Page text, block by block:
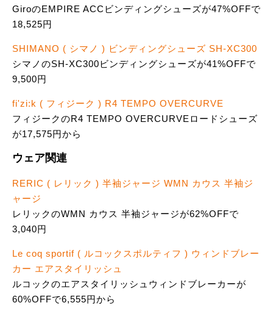
GiroのEMPIRE ACCビンディングシューズが47%OFFで
18,525円
SHIMANO ( シマノ ) ビンディングシューズ SH-XC300
シマノのSH-XC300ビンディングシューズが41%OFFで
9,500円
fi'zi:k ( フィジーク ) R4 TEMPO OVERCURVE
フィジークのR4 TEMPO OVERCURVEロードシューズ
が17,575円から
ウェア関連
RERIC ( レリック ) 半袖ジャージ WMN カウス 半袖ジ
ャージ
レリックのWMN カウス 半袖ジャージが62%OFFで
3,040円
Le coq sportif ( ルコックスポルティフ ) ウィンドブレー
カー エアスタイリッシュ
ルコックのエアスタイリッシュウィンドブレーカーが
60%OFFで6,555円から